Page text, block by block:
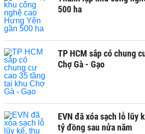
500 ha
TP HCM sắp có chung
Chợ Gà - Gạo
EVN đã xóa sạch lỗ lũy
tỷ đồng sau nửa năm